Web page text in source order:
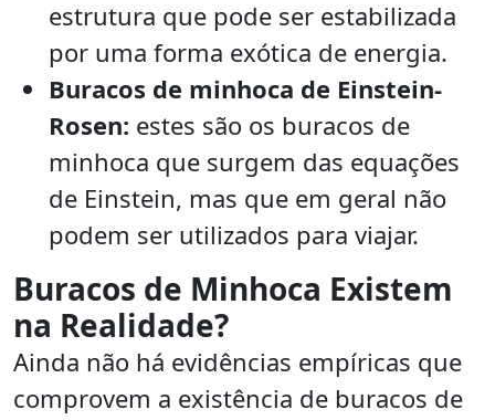
estrutura que pode ser estabilizada
por uma forma exótica de energia.
Buracos de minhoca de Einstein-
Rosen: estes são os buracos de
minhoca que surgem das equações
de Einstein, mas que em geral não
podem ser utilizados para viajar.
Buracos de Minhoca Existem
na Realidade?
Ainda não há evidências empíricas que
comprovem a existência de buracos de